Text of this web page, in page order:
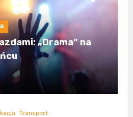
„Drama” na
Transport